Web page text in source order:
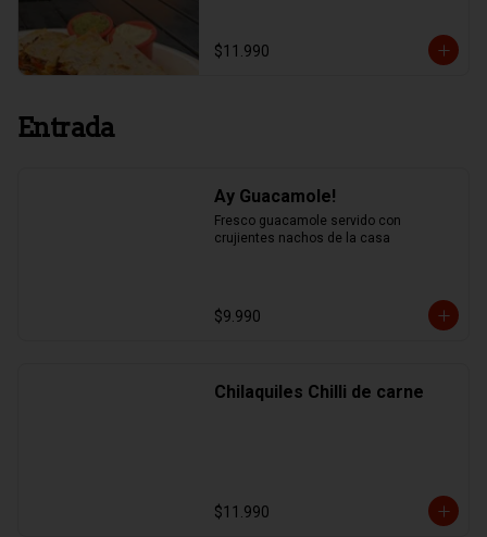
$11.990
Entrada
Ay Guacamole!
Fresco guacamole servido con
crujientes nachos de la casa
$9.990
Chilaquiles Chilli de carne
$11.990